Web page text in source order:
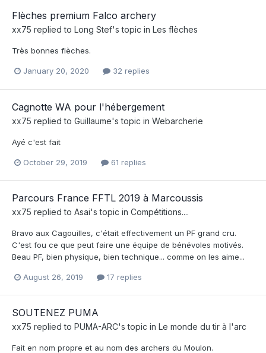
Flèches premium Falco archery
xx75 replied to Long Stef's topic in Les flèches
Très bonnes flèches.
January 20, 2020 32 replies
Cagnotte WA pour l'hébergement
xx75 replied to Guillaume's topic in Webarcherie
Ayé c'est fait
October 29, 2019 61 replies
Parcours France FFTL 2019 à Marcoussis
xx75 replied to Asai's topic in Compétitions....
Bravo aux Cagouilles, c'était effectivement un PF grand cru.
C'est fou ce que peut faire une équipe de bénévoles motivés.
Beau PF, bien physique, bien technique... comme on les aime...
August 26, 2019 17 replies
SOUTENEZ PUMA
xx75 replied to PUMA-ARC's topic in Le monde du tir à l'arc
Fait en nom propre et au nom des archers du Moulon.